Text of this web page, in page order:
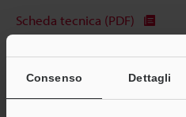
Consenso Dettagli
Scheda tecnica (PDF)
Manuali